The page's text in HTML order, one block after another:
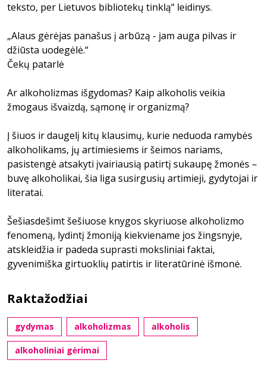
teksto, per Lietuvos bibliotekų tinklą“ leidinys.
„Alaus gėrėjas panašus į arbūzą - jam auga pilvas ir
džiūsta uodegėlė.“
Čekų patarlė
Ar alkoholizmas išgydomas? Kaip alkoholis veikia
žmogaus išvaizdą, sąmonę ir organizmą?
Į šiuos ir daugelį kitų klausimų, kurie neduoda ramybės
alkoholikams, jų artimiesiems ir šeimos nariams,
pasistengė atsakyti įvairiausią patirtį sukaupę žmonės –
buvę alkoholikai, šia liga susirgusių artimieji, gydytojai ir
literatai.
Šešiasdešimt šešiuose knygos skyriuose alkoholizmo
fenomeną, lydintį žmoniją kiekviename jos žingsnyje,
atskleidžia ir padeda suprasti moksliniai faktai,
gyvenimiška girtuoklių patirtis ir literatūrinė išmonė.
Raktažodžiai
gydymas alkoholizmas alkoholis
alkoholiniai gėrimai